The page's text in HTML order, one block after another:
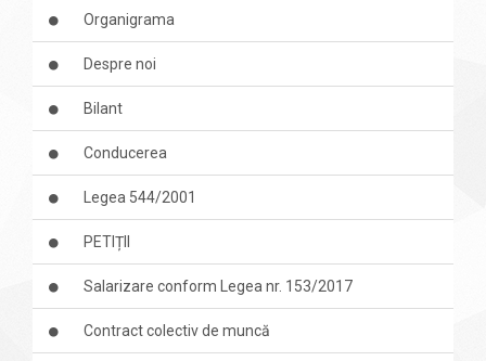
Organigrama
Despre noi
Bilant
Conducerea
Legea 544/2001
PETIȚII
Salarizare conform Legea nr. 153/2017
Contract colectiv de muncă